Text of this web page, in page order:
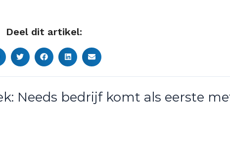
Deel dit artikel:
Needs bedrijf komt als eerste